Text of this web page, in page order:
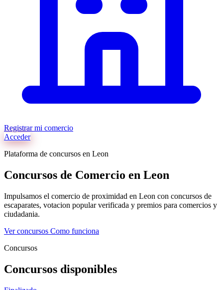
Registrar mi comercio
Acceder
Plataforma de concursos en Leon
Concursos de Comercio en Leon
Impulsamos el comercio de proximidad en Leon con concursos de
escaparates, votacion popular verificada y premios para comercios y
ciudadania.
Ver concursos Como funciona
Concursos
Concursos disponibles